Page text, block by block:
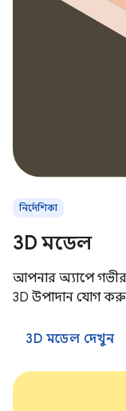
নির্দেশিকা
3D মডেল
আপনার অ্যাপে
3D উপাদান যোগ
3D মডেল দেখুন